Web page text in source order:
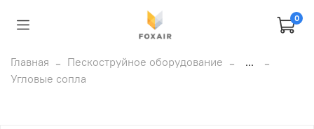
0
Главная Пескоструйное оборудование
...
Угловые сопла